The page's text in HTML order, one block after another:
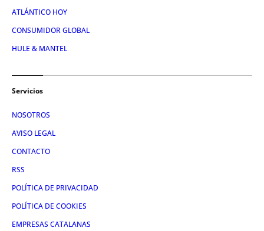
ATLÁNTICO HOY
CONSUMIDOR GLOBAL
HULE & MANTEL
Servicios
NOSOTROS
AVISO LEGAL
CONTACTO
RSS
POLÍTICA DE PRIVACIDAD
POLÍTICA DE COOKIES
EMPRESAS CATALANAS